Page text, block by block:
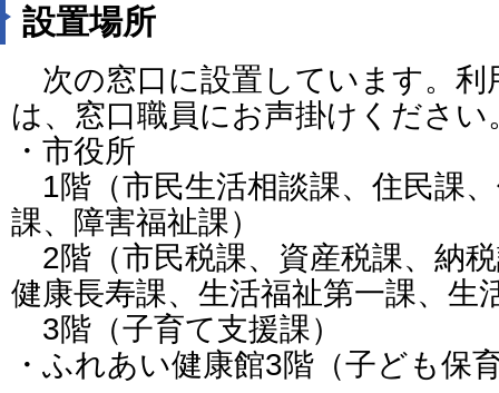
設置場所
次の窓口に設置しています。利
は、窓口職員にお声掛けください
・市役所
1階（市民生活相談課、住民課
課、障害福祉課）
2階（市民税課、資産税課、納
健康長寿課、生活福祉第一課、生
3階（子育て支援課）
・ふれあい健康館3階（子ども保